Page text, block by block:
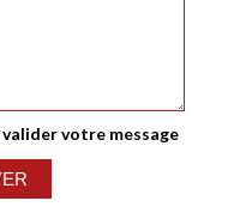
votre message